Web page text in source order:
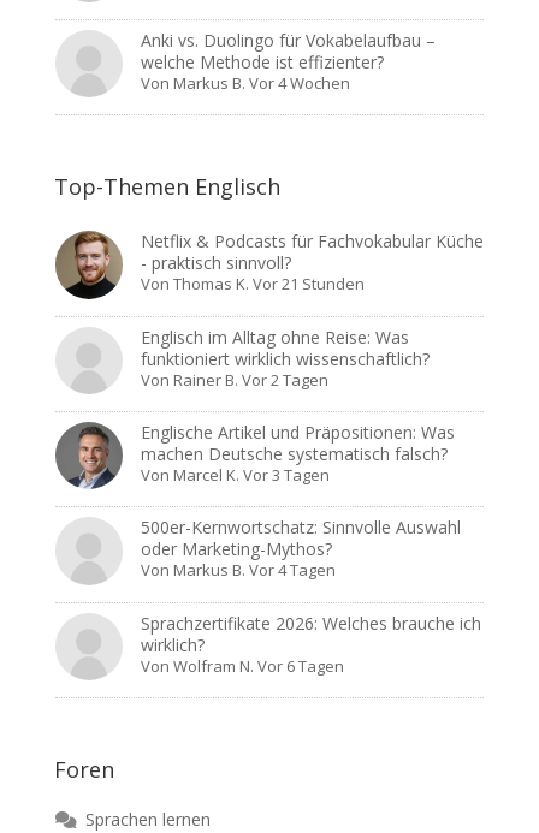
Anki vs. Duolingo für Vokabelaufbau –
welche Methode ist effizienter?
Von Markus B. Vor 4 Wochen
Top-Themen Englisch
Netflix & Podcasts für Fachvokabular Küche
- praktisch sinnvoll?
VonThomas K. Vor 21 Stunden
Englisch im Alltag ohne Reise: Was
funktioniert wirklich wissenschaftlich?
Von Rainer B. Vor 2 Tagen
Englische Artikel und Präpositionen: Was
machen Deutsche systematisch falsch?
Von Marcel K. Vor 3 Tagen
500er-Kernwortschatz: Sinnvolle Auswahl
oder Marketing-Mythos?
Von Markus B. Vor 4 Tagen
Sprachzertifikate 2026: Welches brauche ich
wirklich?
VonWolfram N. Vor 6 Tagen
Foren
Sprachen lernen